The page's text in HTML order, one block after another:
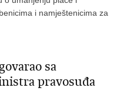
i namještenicima za
sa
pravosuđa